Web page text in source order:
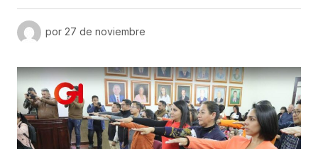
por 27 de noviembre